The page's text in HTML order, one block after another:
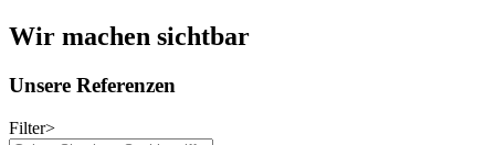
Wir machen sichtbar
Unsere Referenzen
Filter>